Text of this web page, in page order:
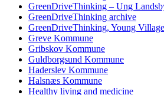
GreenDriveThinking – Ung
GreenDriveThinking archive
GreenDriveThinking, Young
Greve Kommune
Gribskov Kommune
Guldborgsund Kommune
Haderslev Kommune
Halsnæs Kommune
Healthy living and medicine